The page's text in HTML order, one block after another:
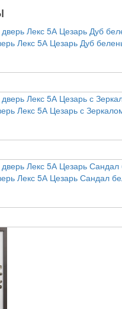
Лекс 5А Цезарь Дуб
Лекс 5А Цезарь с
Лекс 5А Цезарь Сандал